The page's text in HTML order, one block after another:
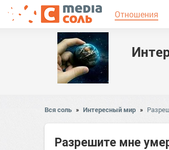
Отношения
Вся соль » Интересный мир »
Разрешите мне